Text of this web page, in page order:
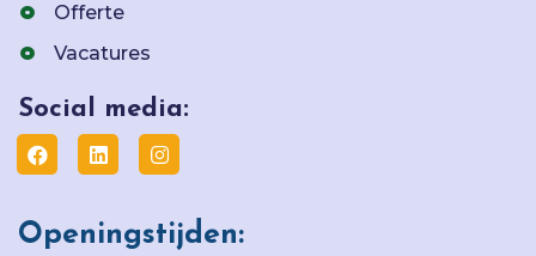
Offerte
Vacatures
Social media:
Openingstijden: